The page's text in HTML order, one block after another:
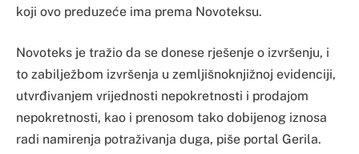
koji ovo preduzeće ima prema Novoteksu.
Novoteks je tražio da se donese rješenje o izvršenju, i
to zabilježbom izvršenja u zemljišnoknjižnoj evidenciji,
utvrđivanjem vrijednosti nepokretnosti i prodajom
nepokretnosti, kao i prenosom tako dobijenog iznosa
radi namirenja potraživanja duga, piše portal Gerila.